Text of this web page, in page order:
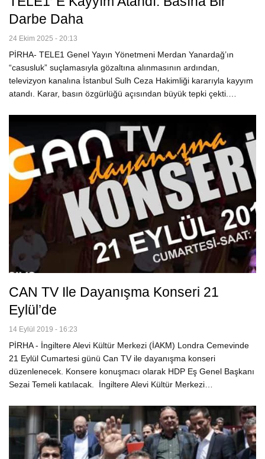
Darbe Daha
24 Ekim 2025 - 20:13
PİRHA- TELE1 Genel Yayın Yönetmeni Merdan Yanardağ’ın
“casusluk” suçlamasıyla gözaltına alınmasının ardından,
televizyon kanalına İstanbul Sulh Ceza Hakimliği kararıyla kayyım
atandı. Karar, basın özgürlüğü açısından büyük tepki çekti.…
CAN TV Ile Dayanışma Konseri 21
Eylül’de
14 Eylül 2019 - 16:23
PİRHA - İngiltere Alevi Kültür Merkezi (İAKM) Londra Cemevinde
21 Eylül Cumartesi günü Can TV ile dayanışma konseri
düzenlenecek. Konsere konuşmacı olarak HDP Eş Genel Başkanı
Sezai Temeli katılacak. İngiltere Alevi Kültür Merkezi…